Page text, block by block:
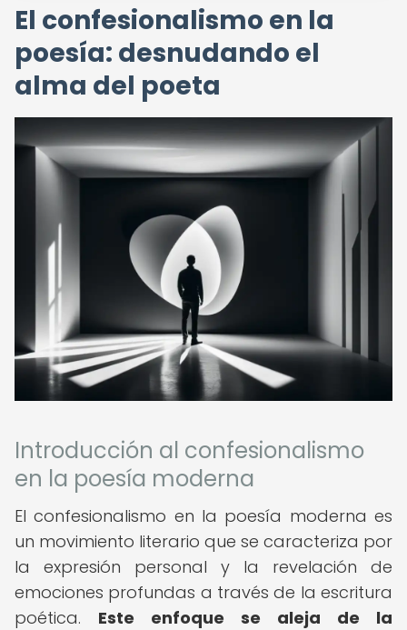
El confesionalismo en la
poesía: desnudando el
alma del poeta
Introducción al confesionalismo
en la poesía moderna
El confesionalismo en la poesía moderna es
un movimiento literario que se caracteriza por
la expresión personal y la revelación de
emociones profundas a través de la escritura
poética. Este enfoque se aleja de la